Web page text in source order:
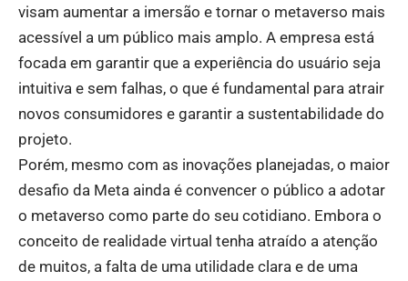
visam aumentar a imersão e tornar o metaverso mais
acessível a um público mais amplo. A empresa está
focada em garantir que a experiência do usuário seja
intuitiva e sem falhas, o que é fundamental para atrair
novos consumidores e garantir a sustentabilidade do
projeto.
Porém, mesmo com as inovações planejadas, o maior
desafio da Meta ainda é convencer o público a adotar
o metaverso como parte do seu cotidiano. Embora o
conceito de realidade virtual tenha atraído a atenção
de muitos, a falta de uma utilidade clara e de uma